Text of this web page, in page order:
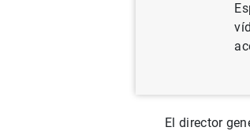
Evento
Casa
Sant Antoni
El director